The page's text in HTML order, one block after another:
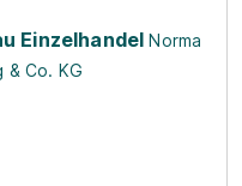
Einzelhandel Norma
Co. KG